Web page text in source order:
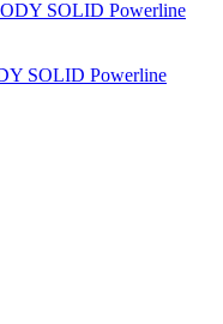
SOLID Powerline